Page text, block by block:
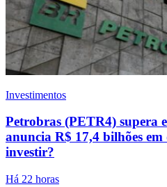
Investimentos
Petrobras (PETR4) supera
anuncia R$ 17,4 bilhões
investir?
Há 22 horas